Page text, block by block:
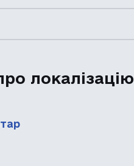
локалізацію